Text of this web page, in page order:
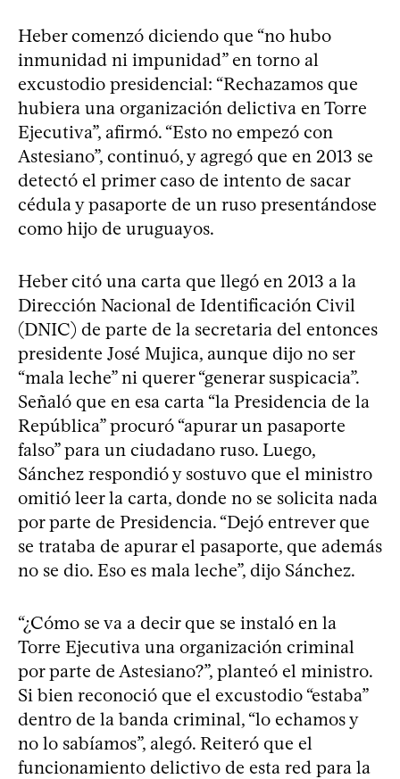
Heber comenzó diciendo que “no hubo
inmunidad ni impunidad” en torno al
excustodio presidencial: “Rechazamos que
hubiera una organización delictiva en Torre
Ejecutiva”, afirmó. “Esto no empezó con
Astesiano”, continuó, y agregó que en 2013 se
detectó el primer caso de intento de sacar
cédula y pasaporte de un ruso presentándose
como hijo de uruguayos.
Heber citó una carta que llegó en 2013 a la
Dirección Nacional de Identificación Civil
(DNIC) de parte de la secretaria del entonces
presidente José Mujica, aunque dijo no ser
“mala leche” ni querer “generar suspicacia”.
Señaló que en esa carta “la Presidencia de la
República” procuró “apurar un pasaporte
falso” para un ciudadano ruso. Luego,
Sánchez respondió y sostuvo que el ministro
omitió leer la carta, donde no se solicita nada
por parte de Presidencia. “Dejó entrever que
se trataba de apurar el pasaporte, que además
no se dio. Eso es mala leche”, dijo Sánchez.
“¿Cómo se va a decir que se instaló en la
Torre Ejecutiva una organización criminal
por parte de Astesiano?”, planteó el ministro.
Si bien reconoció que el excustodio “estaba”
dentro de la banda criminal, “lo echamos y
no lo sabíamos”, alegó. Reiteró que el
funcionamiento delictivo de esta red para la